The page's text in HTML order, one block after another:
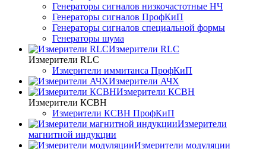
Генераторы сигналов низкочастотные НЧ
Генераторы сигналов ПрофКиП
Генераторы сигналов специальной формы
Генераторы шума
Измерители RLC
Измерители RLC
Измерители иммитанса ПрофКиП
Измерители АЧХ
Измерители КСВН
Измерители КСВН
Измерители КСВН ПрофКиП
Измерители
магнитной индукции
Измерители модуляции